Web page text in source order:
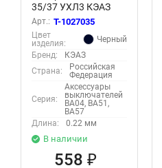
35/37 УХЛ3 КЭАЗ
110455
Арт.: T-1027035
Цвет
изделия:
Черный
Бренд:
КЭАЗ
Страна:
Российская
Федерация
Серия:
Аксессуары
выключателей
ВА04, ВА51,
ВА57
Длина:
0.22 мм
В наличии
558 ₽